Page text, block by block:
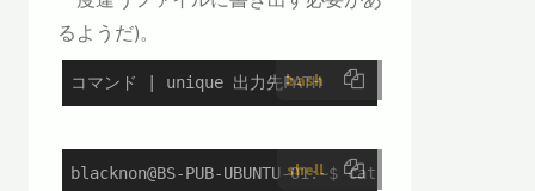
るようだ)。
bash
コマンド | unique 出力先PATH
shell
blacknon@BS-PUB-UBUNTU-01:~$ cat /tmp/